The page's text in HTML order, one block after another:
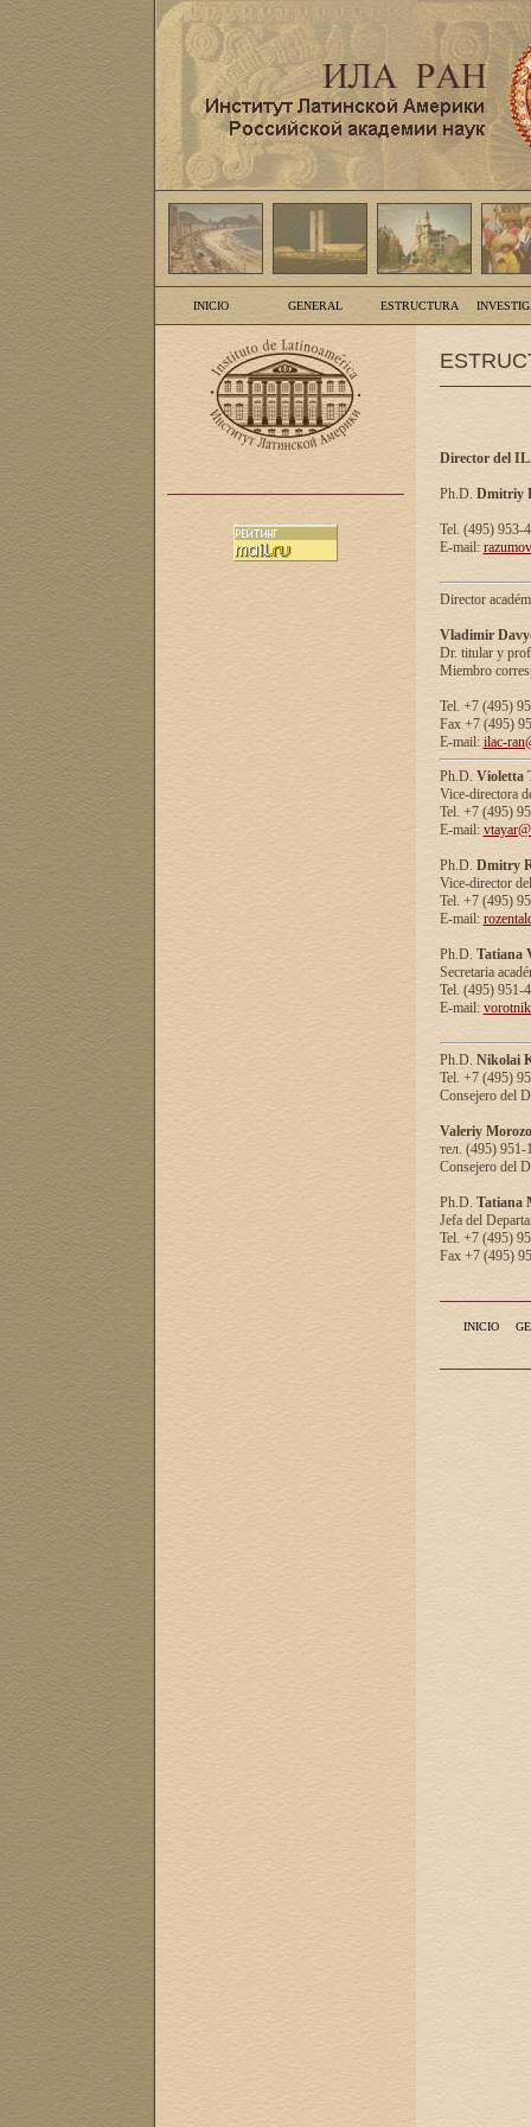
INICIO GENERAL ESTRUCTURA
Director del
Ph.D. Dmitriy
Tel. (495) 953-
E-mail:
Director
Vladimir
Dr. titular y
Miembro
Tel. +7 (495)
Fax +7 (495)
E-mail: ilac-
Ph.D. Violetta
Vice-directora
Tel. +7 (495)
E-mail:
Ph.D. Dmitry
Vice-director
Tel. +7 (495)
E-mail:
Ph.D. Tatiana
Secretaria
Tel. (495) 951-
E-mail:
Ph.D. Nikolai
Tel. +7 (495)
Consejero del
Valeriy
тел. (495) 951-
Consejero del
Ph.D. Tatiana
Jefa del
Tel. +7 (495)
Fax +7 (495)
INICIO